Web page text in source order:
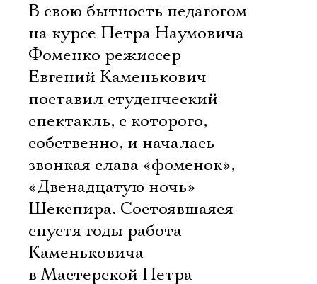
В свою бытность педагогом
на курсе Петра Наумовича
Фоменко режиссер
Евгений Каменькович
поставил студенческий
спектакль, с которого,
собственно, и началась
звонкая слава «фоменок», 
«Двенадцатую ночь»
Шекспира. Состоявшаяся
спустя годы работа
Каменьковича
в Мастерской Петра